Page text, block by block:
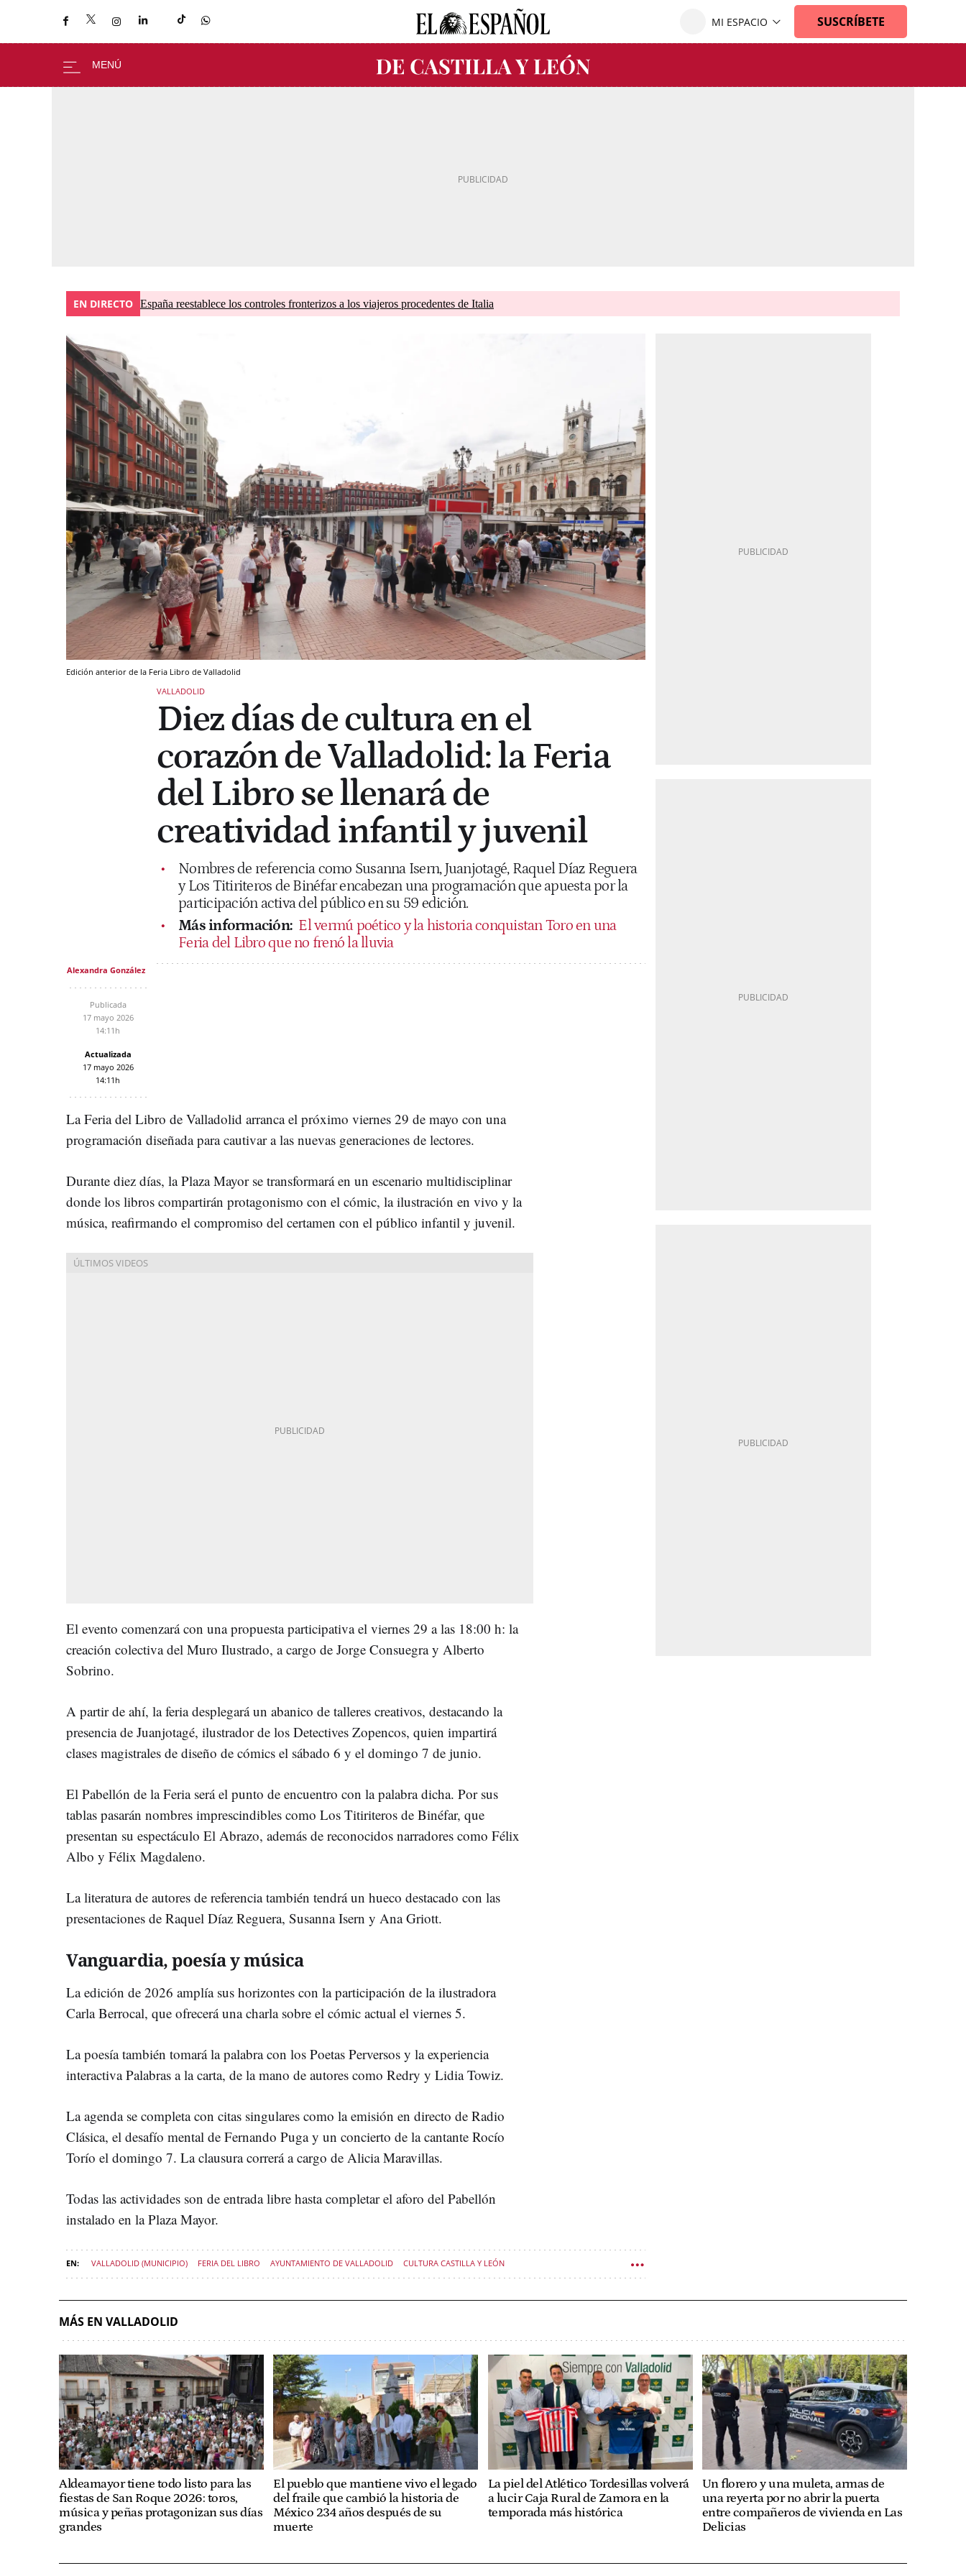
EN DIRECTO España reestablece los controles fronterizos a los viajeros procedentes de Italia
Edición anterior de la Feria Libro de Valladolid
VALLADOLID
Diez días de cultura en el
corazón de Valladolid: la Feria
del Libro se llenará de
creatividad infantil y juvenil
Nombres de referencia como Susanna Isern, Juanjotagé, Raquel Díaz Reguera
y Los Titiriteros de Binéfar encabezan una programación que apuesta por la
participación activa del público en su 59 edición.
Más información: El vermú poético y la historia conquistan Toro en una
Feria del Libro que no frenó la lluvia
Alexandra González
Publicada
17 mayo 2026
14:11h
Actualizada
17 mayo 2026
14:11h
La Feria del Libro de Valladolid arranca el próximo viernes 29 de mayo con una
programación diseñada para cautivar a las nuevas generaciones de lectores.
Durante diez días, la Plaza Mayor se transformará en un escenario multidisciplinar
donde los libros compartirán protagonismo con el cómic, la ilustración en vivo y la
música, reafirmando el compromiso del certamen con el público infantil y juvenil.
El evento comenzará con una propuesta participativa el viernes 29 a las 18:00 h: la
creación colectiva del Muro Ilustrado, a cargo de Jorge Consuegra y Alberto
Sobrino.
A partir de ahí, la feria desplegará un abanico de talleres creativos, destacando la
presencia de Juanjotagé, ilustrador de los Detectives Zopencos, quien impartirá
clases magistrales de diseño de cómics el sábado 6 y el domingo 7 de junio.
El Pabellón de la Feria será el punto de encuentro con la palabra dicha. Por sus
tablas pasarán nombres imprescindibles como Los Titiriteros de Binéfar, que
presentan su espectáculo El Abrazo, además de reconocidos narradores como Félix
Albo y Félix Magdaleno.
La literatura de autores de referencia también tendrá un hueco destacado con las
presentaciones de Raquel Díaz Reguera, Susanna Isern y Ana Griott.
Vanguardia, poesía y música
La edición de 2026 amplía sus horizontes con la participación de la ilustradora
Carla Berrocal, que ofrecerá una charla sobre el cómic actual el viernes 5.
La poesía también tomará la palabra con los Poetas Perversos y la experiencia
interactiva Palabras a la carta, de la mano de autores como Redry y Lidia Towiz.
La agenda se completa con citas singulares como la emisión en directo de Radio
Clásica, el desafío mental de Fernando Puga y un concierto de la cantante Rocío
Torío el domingo 7. La clausura correrá a cargo de Alicia Maravillas.
Todas las actividades son de entrada libre hasta completar el aforo del Pabellón
instalado en la Plaza Mayor.
VALLADOLID (MUNICIPIO) FERIA DEL LIBRO AYUNTAMIENTO DE VALLADOLID CULTURA CASTILLA Y LEÓN
MÁS EN VALLADOLID
Aldeamayor tiene todo listo para las
fiestas de San Roque 2026: toros,
música y peñas protagonizan sus días
grandes
El pueblo que mantiene vivo el legado
del fraile que cambió la historia de
México 234 años después de su
muerte
La piel del Atlético Tordesillas volverá
a lucir Caja Rural de Zamora en la
temporada más histórica
Un florero y una muleta, armas de
una reyerta por no abrir la puerta
entre compañeros de vivienda en Las
Delicias